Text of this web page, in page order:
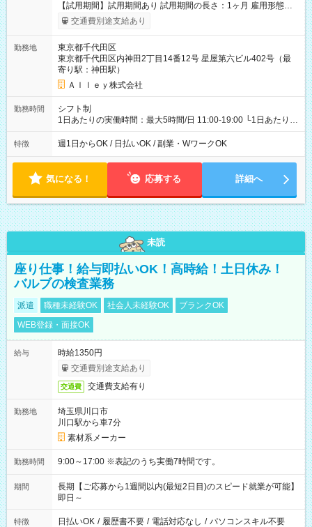
【試用期間】試用期間あり 試用期間の長さ：1ヶ月 雇用形態、
給与は本採用時と同じです。
交通費別途支給あり
勤務地
東京都千代田区
東京都千代田区内神田2丁目14番12号 星屋第六ビル402号（最
寄り駅：神田駅）
Ａｌｌｅｙ株式会社
勤務時間
シフト制
1日あたりの実働時間：最大5時間/日 11:00-19:00 └1日あたりの
実働時間：1-5時間 └上記の時間帯内であれば、いつでも勤務可
能！ └平日・土曜日の中で、お好きな曜日でご勤務いただけま
18:00 などのように、自由な働き方が可能なお仕事です！
特徴 週1日からOK / 日払いOK / 副業・WワークOK
気になる！ 応募する 詳細へ
未読
座り仕事！給与即払いOK！高時給！土日休み！
バルブの検査業務
派遣 職種未経験OK 社会人未経験OK
ブランクOK
WEB登録・面接OK
給与
時給1350円
交通費別途支給あり
交通費 交通費支給有り
勤務地
埼玉県川口市
川口駅から車7分
素材系メーカー
勤務時間 9:00～17:00 ※表記のうち実働7時間です。
期間
長期【ご応募から1週間以内(最短2日目)のスピード就業が可能】
即日～
特徴 日払いOK / 履歴書不要 / 電話対応なし / パソコンスキル不要